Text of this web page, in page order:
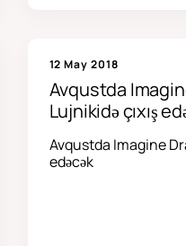
12 May 2018
Avqustda
Lujnikidə çıxış
Avqustda Imagine
edəcək